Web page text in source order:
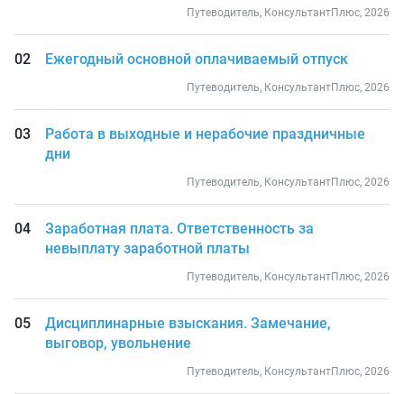
Путеводитель, КонсультантПлюс, 2026
Ежегодный основной оплачиваемый отпуск
Путеводитель, КонсультантПлюс, 2026
Работа в выходные и нерабочие праздничные
дни
Путеводитель, КонсультантПлюс, 2026
Заработная плата. Ответственность за
невыплату заработной платы
Путеводитель, КонсультантПлюс, 2026
Дисциплинарные взыскания. Замечание,
выговор, увольнение
Путеводитель, КонсультантПлюс, 2026